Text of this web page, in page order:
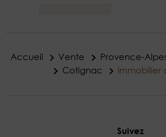
Accueil Vente Provence-
Cotignac
Immobilier
Suivez